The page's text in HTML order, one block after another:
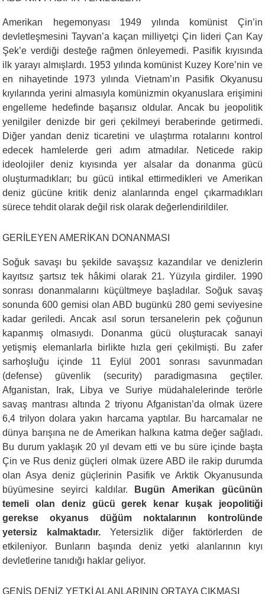
Amerikan hegemonyası 1949 yılında komünist Çin’in
devletleşmesini Tayvan’a kaçan milliyetçi Çin lideri Çan Kay
Şek’e verdiği desteğe rağmen önleyemedi. Pasifik kıyısında
ilk yarayı almışlardı. 1953 yılında komünist Kuzey Kore’nin ve
en nihayetinde 1973 yılında Vietnam’ın Pasifik Okyanusu
kıyılarında yerini almasıyla komünizmin okyanuslara erişimini
engelleme hedefinde başarısız oldular. Ancak bu jeopolitik
yenilgiler denizde bir geri çekilmeyi beraberinde getirmedi.
Diğer yandan deniz ticaretini ve ulaştırma rotalarını kontrol
edecek hamlelerde geri adım atmadılar. Neticede rakip
ideolojiler deniz kıyısında yer alsalar da donanma gücü
oluşturmadıkları; bu gücü intikal ettirmedikleri ve Amerikan
deniz gücüne kritik deniz alanlarında engel çıkarmadıkları
sürece tehdit olarak değil risk olarak değerlendirildiler.
GERİLEYEN AMERİKAN DONANMASI
Soğuk savaşı bu şekilde savaşsız kazandılar ve denizlerin
kayıtsız şartsız tek hâkimi olarak 21. Yüzyıla girdiler. 1990
sonrası donanmalarını küçültmeye başladılar. Soğuk savaş
sonunda 600 gemisi olan ABD bugünkü 280 gemi seviyesine
kadar geriledi. Ancak asıl sorun tersanelerin pek çoğunun
kapanmış olmasıydı. Donanma gücü oluşturacak sanayi
yetişmiş elemanlarla birlikte hızla geri çekilmişti. Bu zafer
sarhoşluğu içinde 11 Eylül 2001 sonrası savunmadan
(defense) güvenlik (security) paradigmasına geçtiler.
Afganistan, Irak, Libya ve Suriye müdahalelerinde terörle
savaş mantrası altında 2 triyonu Afganistan’da olmak üzere
6,4 trilyon dolara yakın harcama yaptılar. Bu harcamalar ne
dünya barışına ne de Amerikan halkına katma değer sağladı.
Bu durum yaklaşık 20 yıl devam etti ve bu süre içinde başta
Çin ve Rus deniz güçleri olmak üzere ABD ile rakip durumda
olan Asya deniz güçlerinin Pasifik ve Arktik Okyanusunda
büyümesine seyirci kaldılar.
Bugün Amerikan gücünün
temeli olan deniz gücü gerek kenar kuşak jeopolitiği
gerekse okyanus düğüm noktalarının kontrolünde
yetersiz kalmaktadır. Yetersizlik diğer faktörlerden de
etkileniyor. Bunların başında deniz yetki alanlarının kıyı
devletlerine tanıdığı haklar geliyor.
GENİŞ DENİZ YETKİ ALANLARININ ORTAYA ÇIKMASI